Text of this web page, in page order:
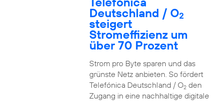
Deutschland / O2
steigert
Stromeffizienz um
über 70 Prozent
Strom pro Byte sparen und das
grünste Netz anbieten. So fördert
Telefónica Deutschland / O2den
Zugang in eine nachhaltige digitale